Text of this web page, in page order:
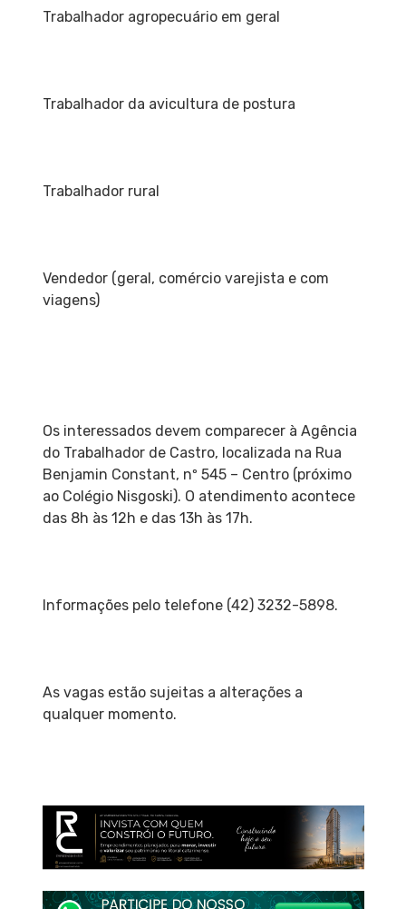
Trabalhador agropecuário em geral
Trabalhador da avicultura de postura
Trabalhador rural
Vendedor (geral, comércio varejista e com
viagens)
Os interessados devem comparecer à Agência
do Trabalhador de Castro, localizada na Rua
Benjamin Constant, nº 545 – Centro (próximo
ao Colégio Nisgoski). O atendimento acontece
das 8h às 12h e das 13h às 17h.
Informações pelo telefone (42) 3232-5898.
As vagas estão sujeitas a alterações a
qualquer momento.